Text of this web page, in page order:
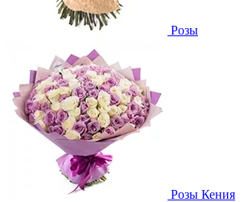
Розы
Розы Кения